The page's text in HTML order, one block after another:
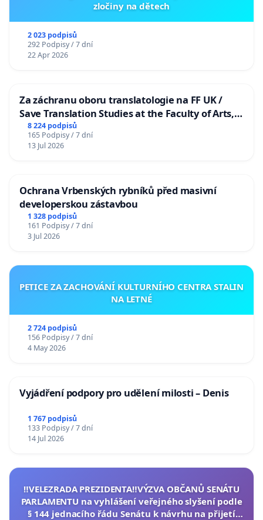
zločiny na dětech
2 023 podpisů
292 Podpisy / 7 dní
22 Apr 2026
Za záchranu oboru translatologie na FF UK /
Save Translation Studies at the Faculty of Arts,
Charles University
8 224 podpisů
165 Podpisy / 7 dní
13 Jul 2026
Ochrana Vrbenských rybníků před masivní
developerskou zástavbou
1 328 podpisů
161 Podpisy / 7 dní
3 Jul 2026
PETICE ZA ZACHOVÁNÍ KULTURNÍHO CENTRA STALIN
NA LETNÉ
2 724 podpisů
156 Podpisy / 7 dní
4 May 2026
Vyjádření podpory pro udělení milosti – Denis
1 767 podpisů
133 Podpisy / 7 dní
14 Jul 2026
‼️VELEZRADA PREZIDENTA‼️VÝZVA OBČANŮ SENÁTU
PARLAMENTU na vyhlášení veřejného slyšení podle
§ 144 jednacího řádu Senátu k návrhu na přijetí